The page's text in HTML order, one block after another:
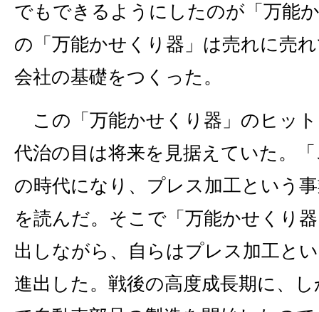
でもできるようにしたのが「万能
の「万能かせくり器」は売れに売
会社の基礎をつくった。
この「万能かせくり器」のヒッ
代治の目は将来を見据えていた。
の時代になり、プレス加工という
を読んだ。そこで「万能かせくり
出しながら、自らはプレス加工と
進出した。戦後の高度成長期に、